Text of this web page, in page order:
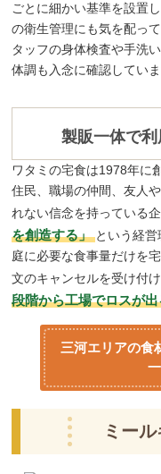
ごとに細かい基準を設置
の衛生管理にも気を配っ
タッフの身体検査や手洗
体調も入念に確認していま
製販一体で
ワタミの宅食は1978年に
住民、職場の仲間、友人
れない信念を持っている
を創造する」 という経
庭に必要な食事量だけを
文のキャンセルを受け付
段階から工場でロスが
三河エリアの食
ミー